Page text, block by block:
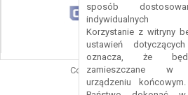
sposób
indywidualnych
Korzystanie z witryny
ustawień
oznacza, że
zamieszczane w
urządzeniu
Copyright © 2016 Urząd
Projekt i wykonanie: